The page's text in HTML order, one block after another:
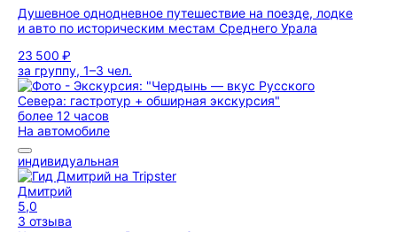
Душевное однодневное путешествие на поезде, лодке
и авто по историческим местам Среднего Урала
23 500 ₽
за группу, 1–3 чел.
более 12 часов
На автомобиле
индивидуальная
Дмитрий
5,0
3 отзыва